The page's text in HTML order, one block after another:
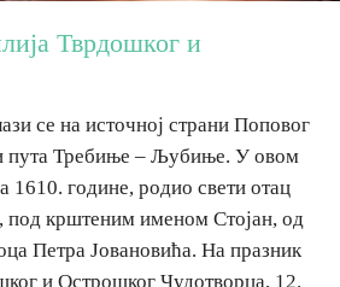
Тврдошког и
се на источној страни Поповог
пута Требиње – Љубиње. У овом
1610. године, родио свети отац
под крштеним именом Стојан, од
Петра Јовановића. На празник
и Острошког Чудотворца, 12.